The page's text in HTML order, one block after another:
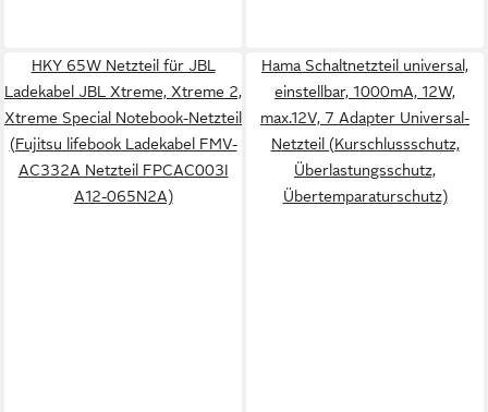
HKY 65W Netzteil für JBL
Ladekabel JBL Xtreme, Xtreme 2,
Xtreme Special Notebook-Netzteil
(Fujitsu lifebook Ladekabel FMV-
AC332A Netzteil FPCAC003I
A12-065N2A)
Hama Schaltnetzteil universal,
einstellbar, 1000mA, 12W,
max.12V, 7 Adapter Universal-
Netzteil (Kurschlussschutz,
Überlastungsschutz,
Übertemparaturschutz)